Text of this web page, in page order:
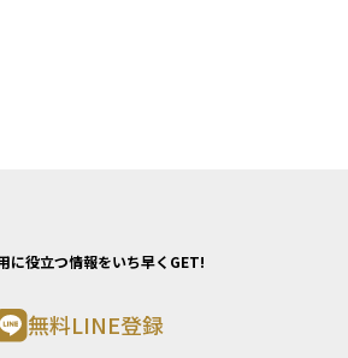
に役立つ情報をいち早くGET!
無料LINE登録